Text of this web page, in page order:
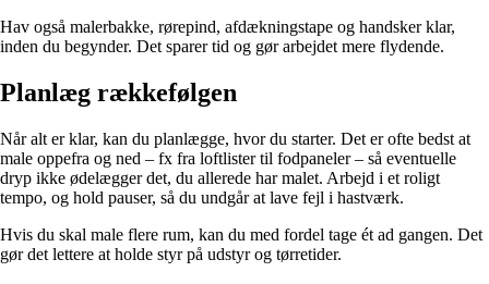
Hav også malerbakke, rørepind, afdækningstape og handsker klar,
inden du begynder. Det sparer tid og gør arbejdet mere flydende.
Planlæg rækkefølgen
Når alt er klar, kan du planlægge, hvor du starter. Det er ofte bedst at
male oppefra og ned – fx fra loftlister til fodpaneler – så eventuelle
dryp ikke ødelægger det, du allerede har malet. Arbejd i et roligt
tempo, og hold pauser, så du undgår at lave fejl i hastværk.
Hvis du skal male flere rum, kan du med fordel tage ét ad gangen. Det
gør det lettere at holde styr på udstyr og tørretider.